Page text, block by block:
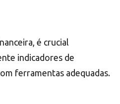
é crucial
indicadores de
ferramentas adequadas.